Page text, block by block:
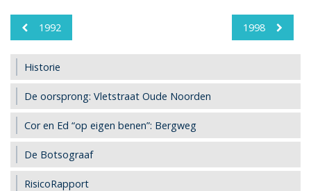
1998
1992
Historie
De oorsprong: Vletstraat Oude Noorden
Cor en Ed “op eigen benen”: Bergweg
De Botsograaf
RisicoRapport